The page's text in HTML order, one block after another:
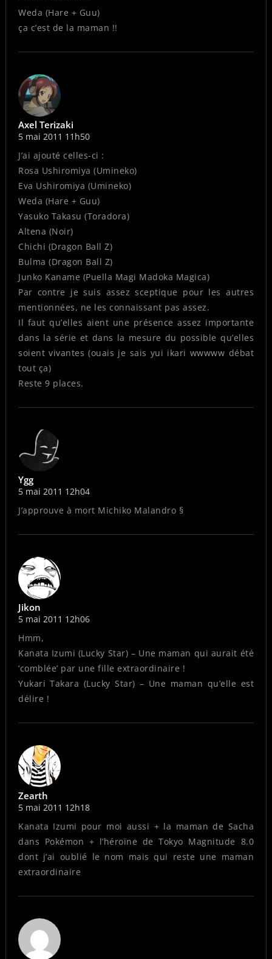
Weda (Hare + Guu)
ça c’est de la maman !!
Axel Terizaki
5 mai 2011 11h50
J’ai ajouté celles-ci :
Rosa Ushiromiya (Umineko)
Eva Ushiromiya (Umineko)
Weda (Hare + Guu)
Yasuko Takasu (Toradora)
Altena (Noir)
Chichi (Dragon Ball Z)
Bulma (Dragon Ball Z)
Junko Kaname (Puella Magi Madoka Magica)
Par contre je suis assez sceptique pour les autres
mentionnées, ne les connaissant pas assez.
Il faut qu’elles aient une présence assez importante
dans la série et dans la mesure du possible qu’elles
soient vivantes (ouais je sais yui ikari wwwww débat
tout ça)
Reste 9 places.
Ygg
5 mai 2011 12h04
J’approuve à mort Michiko Malandro §
Jikon
5 mai 2011 12h06
Hmm,
Kanata Izumi (Lucky Star) – Une maman qui aurait été
‘comblée’ par une fille extraordinaire !
Yukari Takara (Lucky Star) – Une maman qu’elle est
délire !
Zearth
5 mai 2011 12h18
Kanata Izumi pour moi aussi + la maman de Sacha
dans Pokémon + l’héroïne de Tokyo Magnitude 8.0
dont j’ai oublié le nom mais qui reste une maman
extraordinaire